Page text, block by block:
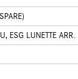
ESG LUNETTE ARR.